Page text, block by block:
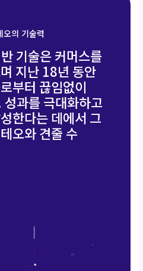
오의 기술력
반기술은커머스를
며 지난 18년 동안
로부터 끊임없이
성과를극대화하고
성한다는데에서 그
테오와견줄 수